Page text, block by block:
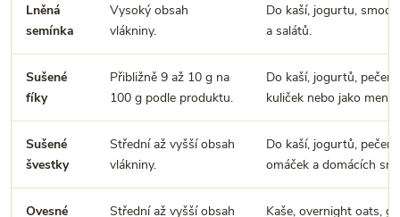
Lněná
semínka
Vysoký obsah
vlákniny.
Do kaší, jogurtu,
a salátů.
Sušené
fíky
Přibližně 9 až 10 g na
100 g podle produktu.
Do kaší, jogurtů,
kuliček nebo jako
Sušené
švestky
Střední až vyšší obsah
vlákniny.
Do kaší, jogurtů,
omáček a domácích
Ovesné
Střední až vyšší obsah
Kaše, overnight oats,